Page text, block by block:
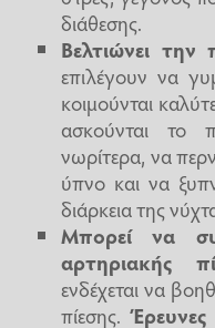
διάθεσης.
Βελτιώνει
επιλέγουν να
κοιμούνται
ασκούνται το
νωρίτερα, να
ύπνο και να
διάρκεια της
Μπορεί να
αρτηριακής
ενδέχεται να
πίεσης.Έρευνες